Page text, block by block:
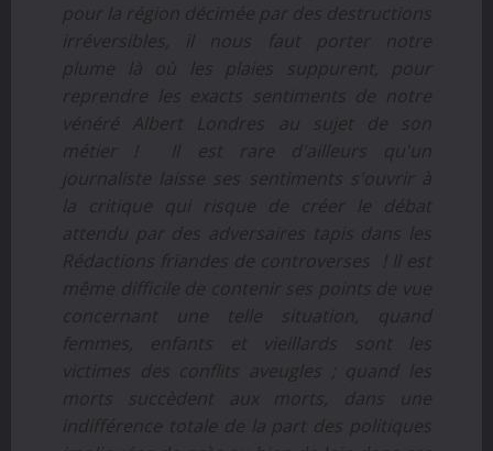
pour la région décimée par des destructions
irréversibles, il nous faut porter notre
plume là où les plaies suppurent, pour
reprendre les exacts sentiments de notre
vénéré Albert Londres au sujet de son
métier ! Il est rare d'ailleurs qu'un
journaliste laisse ses sentiments s'ouvrir à
la critique qui risque de créer le débat
attendu par des adversaires tapis dans les
Rédactions friandes de controverses ! Il est
même difficile de contenir ses points de vue
concernant une telle situation, quand
femmes, enfants et vieillards sont les
victimes des conflits aveugles ; quand les
morts succèdent aux morts, dans une
indifférence totale de la part des politiques